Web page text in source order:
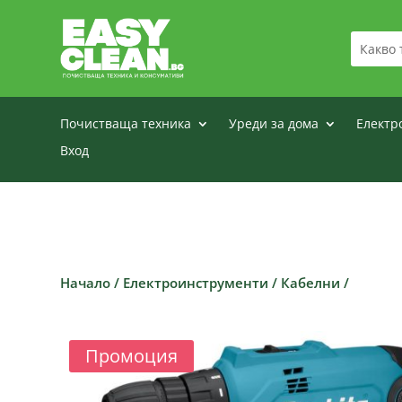
Почистваща техника Уреди за дома
Вход
Начало / Електроинструменти / Кабелни /
Промоция